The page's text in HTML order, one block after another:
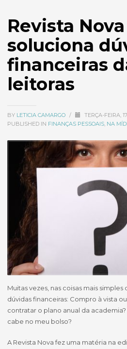
Revista Nova
soluciona
financeiras
leitoras
BY LETICIA CAMARGO / TERÇA-FEIRA,
PUBLISHED IN FINANÇAS PESSOAIS NA
Muitas vezes, nas coisas mais
dúvidas financeiras: Compro à vista
contratar o plano anual da
cabe no meu bolso?
A Revista Nova fez uma matéria na